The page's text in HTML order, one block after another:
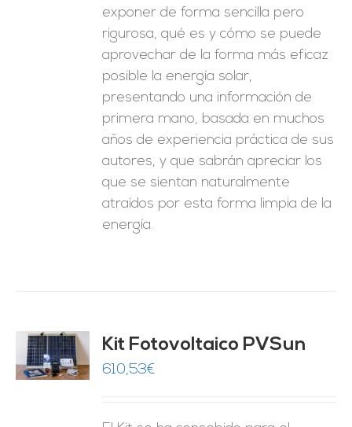
exponer de forma sencilla pero
rigurosa, qué es y cómo se puede
aprovechar de la forma más eficaz
posible la energía solar,
presentando una información de
primera mano, basada en muchos
años de experiencia práctica de sus
autores, y que sabrán apreciar los
que se sientan naturalmente
atraídos por esta forma limpia de la
energía.
Kit Fotovoltaico PVSun
610,53€